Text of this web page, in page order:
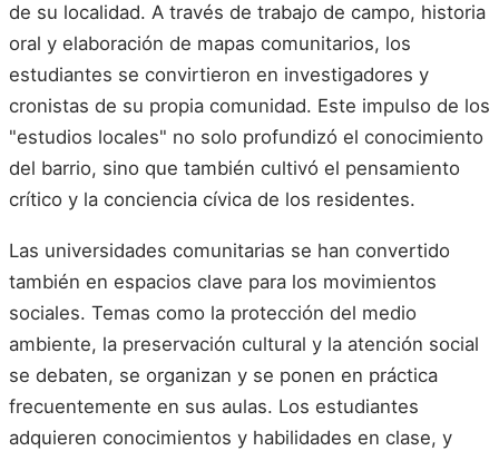
de su localidad. A través de trabajo de campo, historia
oral y elaboración de mapas comunitarios, los
estudiantes se convirtieron en investigadores y
cronistas de su propia comunidad. Este impulso de los
"estudios locales" no solo profundizó el conocimiento
del barrio, sino que también cultivó el pensamiento
crítico y la conciencia cívica de los residentes.
Las universidades comunitarias se han convertido
también en espacios clave para los movimientos
sociales. Temas como la protección del medio
ambiente, la preservación cultural y la atención social
se debaten, se organizan y se ponen en práctica
frecuentemente en sus aulas. Los estudiantes
adquieren conocimientos y habilidades en clase, y